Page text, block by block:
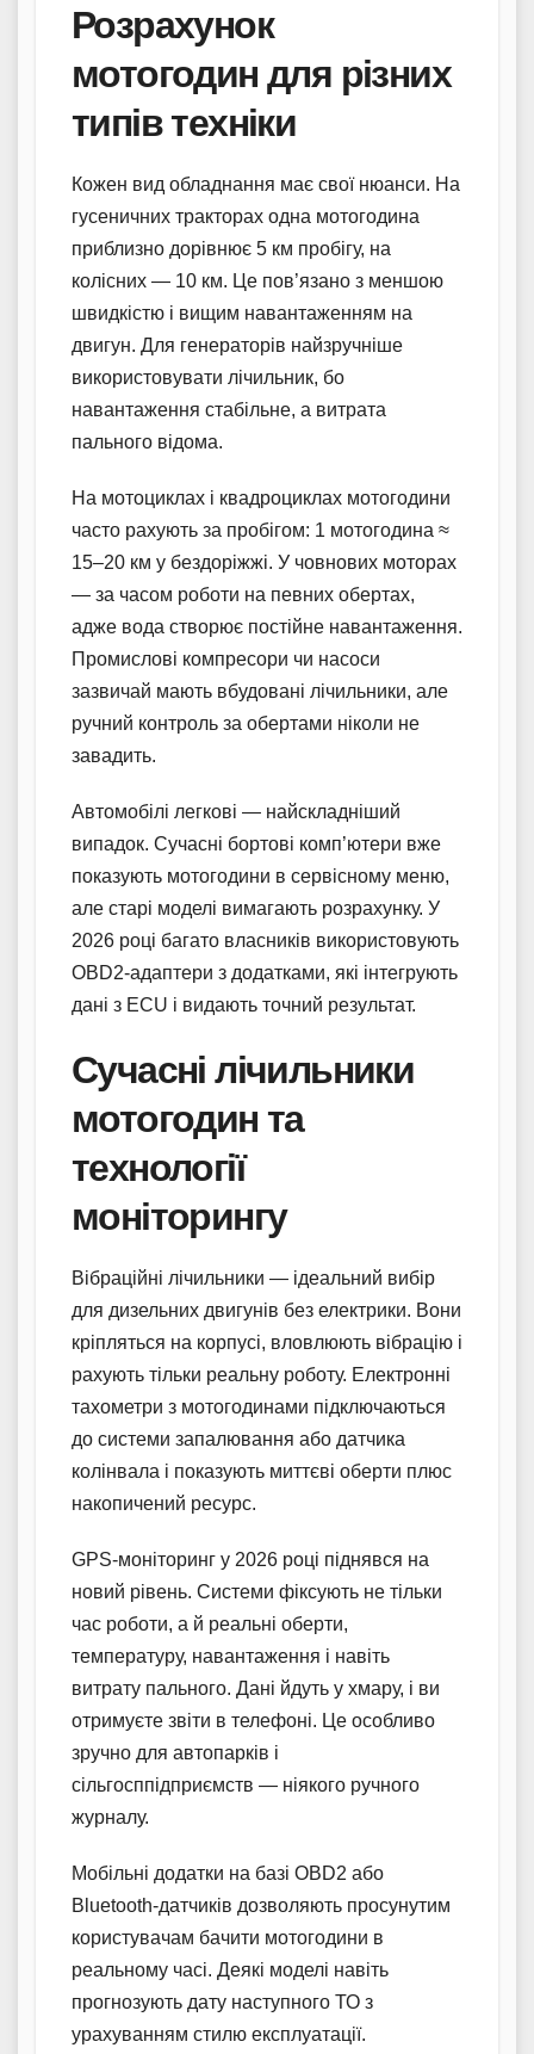
Розрахунок
мотогодин для різних
типів техніки
Кожен вид обладнання має свої нюанси. На
гусеничних тракторах одна мотогодина
приблизно дорівнює 5 км пробігу, на
колісних — 10 км. Це пов’язано з меншою
швидкістю і вищим навантаженням на
двигун. Для генераторів найзручніше
використовувати лічильник, бо
навантаження стабільне, а витрата
пального відома.
На мотоциклах і квадроциклах мотогодини
часто рахують за пробігом: 1 мотогодина ≈
15–20 км у бездоріжжі. У човнових моторах
— за часом роботи на певних обертах,
адже вода створює постійне навантаження.
Промислові компресори чи насоси
зазвичай мають вбудовані лічильники, але
ручний контроль за обертами ніколи не
завадить.
Автомобілі легкові — найскладніший
випадок. Сучасні бортові комп’ютери вже
показують мотогодини в сервісному меню,
але старі моделі вимагають розрахунку. У
2026 році багато власників використовують
OBD2-адаптери з додатками, які інтегрують
дані з ECU і видають точний результат.
Сучасні лічильники
мотогодин та
технології
моніторингу
Вібраційні лічильники — ідеальний вибір
для дизельних двигунів без електрики. Вони
кріпляться на корпусі, вловлюють вібрацію і
рахують тільки реальну роботу. Електронні
тахометри з мотогодинами підключаються
до системи запалювання або датчика
колінвала і показують миттєві оберти плюс
накопичений ресурс.
GPS-моніторинг у 2026 році піднявся на
новий рівень. Системи фіксують не тільки
час роботи, а й реальні оберти,
температуру, навантаження і навіть
витрату пального. Дані йдуть у хмару, і ви
отримуєте звіти в телефоні. Це особливо
зручно для автопарків і
сільгосппідприємств — ніякого ручного
журналу.
Мобільні додатки на базі OBD2 або
Bluetooth-датчиків дозволяють просунутим
користувачам бачити мотогодини в
реальному часі. Деякі моделі навіть
прогнозують дату наступного ТО з
урахуванням стилю експлуатації.